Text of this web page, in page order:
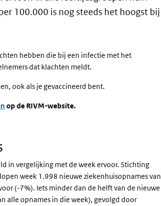
100.000 is nog steeds het hoogst bij
hebben die bij een infectie met het
dat klachten meldt.
link)ook als je gevaccineerd bent.
op de RIVM-website.
in vergelijking met de week ervoor. Stichting
week 1.998 nieuwe ziekenhuisopnames van
(-7%). Iets minder dan de helft van de nieuwe
alle opnames in die week), gevolgd door